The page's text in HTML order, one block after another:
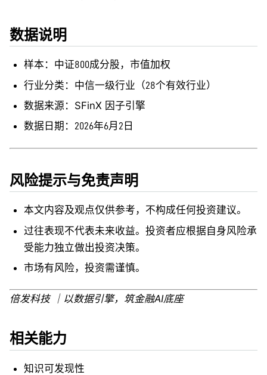
数据说明
样本：中证800成分股，市值加权
行业分类：中信一级行业（28个有效行业）
数据来源：SFinX 因子引擎
数据日期：2026年6月2日
风险提示与免责声明
本文内容及观点仅供参考，不构成任何投资建议。
过往表现不代表未来收益。投资者应根据自身风险承
受能力独立做出投资决策。
市场有风险，投资需谨慎。
倍发科技 ｜以数据引擎，筑金融AI底座
相关能力
知识可发现性